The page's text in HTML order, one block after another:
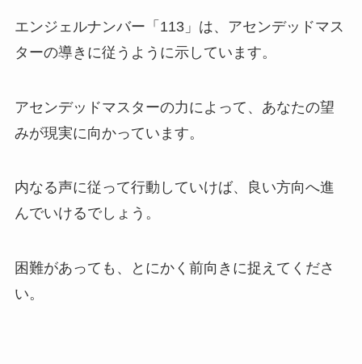
エンジェルナンバー「113」は、アセンデッドマス
ターの導きに従うように示しています。
アセンデッドマスターの力によって、あなたの望
みが現実に向かっています。
内なる声に従って行動していけば、良い方向へ進
んでいけるでしょう。
困難があっても、とにかく前向きに捉えてくださ
い。